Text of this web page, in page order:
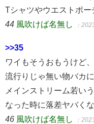
Tシャツやウエストポー
44 風吹けば名無し ：
>>35
ワイもそうおもうけど
流行りじゃ無い物バカ
メインストリーム若い
なった時に落差ヤバくな
46 風吹けば名無し ：